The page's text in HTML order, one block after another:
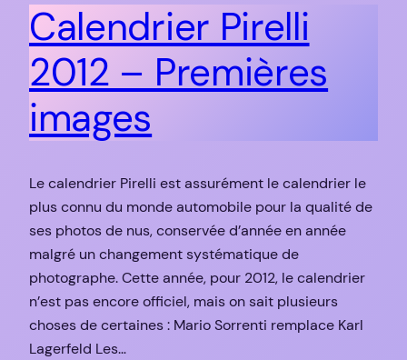
Calendrier Pirelli
2012 – Premières
images
Le calendrier Pirelli est assurément le calendrier le
plus connu du monde automobile pour la qualité de
ses photos de nus, conservée d’année en année
malgré un changement systématique de
photographe. Cette année, pour 2012, le calendrier
n’est pas encore officiel, mais on sait plusieurs
choses de certaines : Mario Sorrenti remplace Karl
Lagerfeld Les…